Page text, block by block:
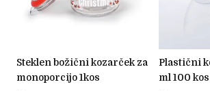
steklen božični kozarček za
monoporcijo 1kos
plastični kozarčki vela 85
ml 100 kos